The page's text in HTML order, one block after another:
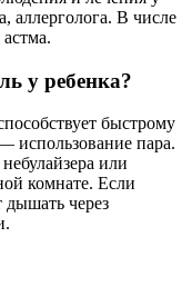
аллерголога. В числе
у ребенка?
быстрому
использование пара.
или
комнате. Если
через